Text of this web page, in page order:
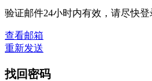
验证邮件24小时内有效，请尽快
查看邮箱
重新发送
找回密码